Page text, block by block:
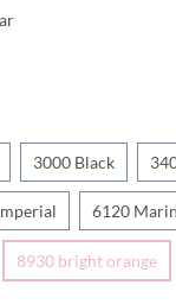
3000 Black
6120
8930 bright orange